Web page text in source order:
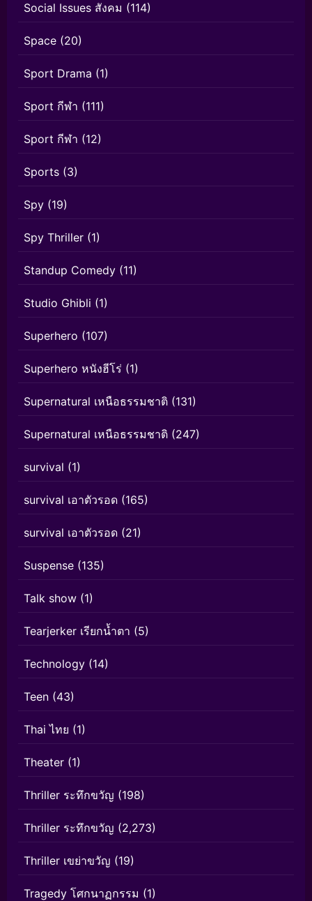
Social Issues สังคม (114)
Space (20)
Sport Drama (1)
Sport กีฬา (111)
Sport กีฬา (12)
Sports (3)
Spy (19)
Spy Thriller (1)
Standup Comedy (11)
Studio Ghibli (1)
Superhero (107)
Superhero หนังฮีโร่ (1)
Supernatural เหนือธรรมชาติ (131)
Supernatural เหนือธรรมชาติ (247)
survival (1)
survival เอาตัวรอด (165)
survival เอาตัวรอด (21)
Suspense (135)
Talk show (1)
Tearjerker เรียกน้ำตา (5)
Technology (14)
Teen (43)
Thai ไทย (1)
Theater (1)
Thriller ระทึกขวัญ (198)
Thriller ระทึกขวัญ (2,273)
Thriller เขย่าขวัญ (19)
Tragedy โศกนาฏกรรม (1)